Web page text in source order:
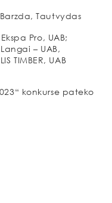
Tautvydas
Pro, UAB;
– UAB,
TIMBER, UAB
konkurse pateko